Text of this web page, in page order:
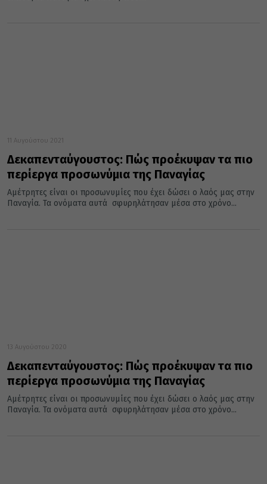
11 Αυγούστου 2021
Δεκαπενταύγουστος: Πώς προέκυψαν τα πιο
περίεργα προσωνύμια της Παναγίας
Αμέτρητες είναι οι προσωνυμίες που έχει δώσει ο λαός μας στην
Παναγία. Τα ονόματα αυτά σφυρηλάτησαν μέσα στο χρόνο...
13 Αυγούστου 2020
Δεκαπενταύγουστος: Πώς προέκυψαν τα πιο
περίεργα προσωνύμια της Παναγίας
Αμέτρητες είναι οι προσωνυμίες που έχει δώσει ο λαός μας στην
Παναγία. Τα ονόματα αυτά σφυρηλάτησαν μέσα στο χρόνο...